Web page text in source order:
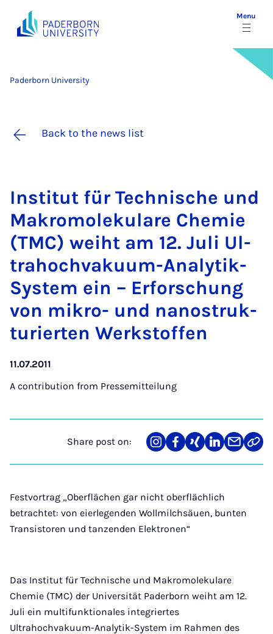
Menu
Paderborn University
Back to the news list
In­sti­tut für Tech­nis­che und
Mak­romoleku­lare Chemie
(TMC) wei­ht am 12. Ju­li Ul­
trahochvak­uum-Ana­lytik-
Sys­tem ein – Er­forschung
von mik­ro- und nanostruk­
tur­ier­ten Werkstof­fen
11.07.2011
A contribution from Pressemitteilung
Share post on:
Share
on
Teilen
auf
Teilen
auf
Teilen
auf
Teilen
über
Link
Festvortrag „Oberflächen gar nicht oberflächlich
betrachtet: von eierlegenden Wollmilchsäuen, bunten
Transistoren und tanzenden Elektronen“
Das Institut für Technische und Makromolekulare
Chemie (TMC) der Universität Paderborn weiht am 12.
Juli ein multifunktionales integriertes
Ultrahochvakuum-Analytik-System im Rahmen des